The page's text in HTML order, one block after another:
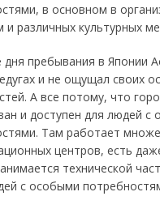
в основном в
и различных культурных
дня пребывания в Японии
и не ощущал своих
А все потому, что
и доступен для людей с
Там работает
центров, есть
технической
с особыми